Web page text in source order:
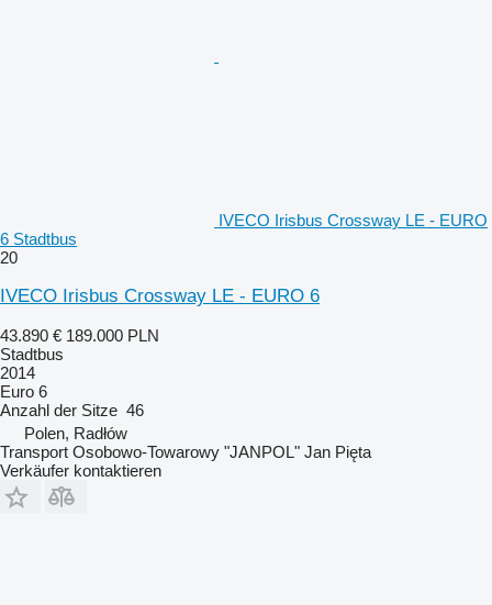
IVECO Irisbus Crossway LE - EURO
6 Stadtbus
20
IVECO Irisbus Crossway LE - EURO 6
43.890 € 189.000 PLN
Stadtbus
2014
Euro 6
Anzahl der Sitze 46
Polen, Radłów
Transport Osobowo-Towarowy "JANPOL" Jan Pięta
Verkäufer kontaktieren